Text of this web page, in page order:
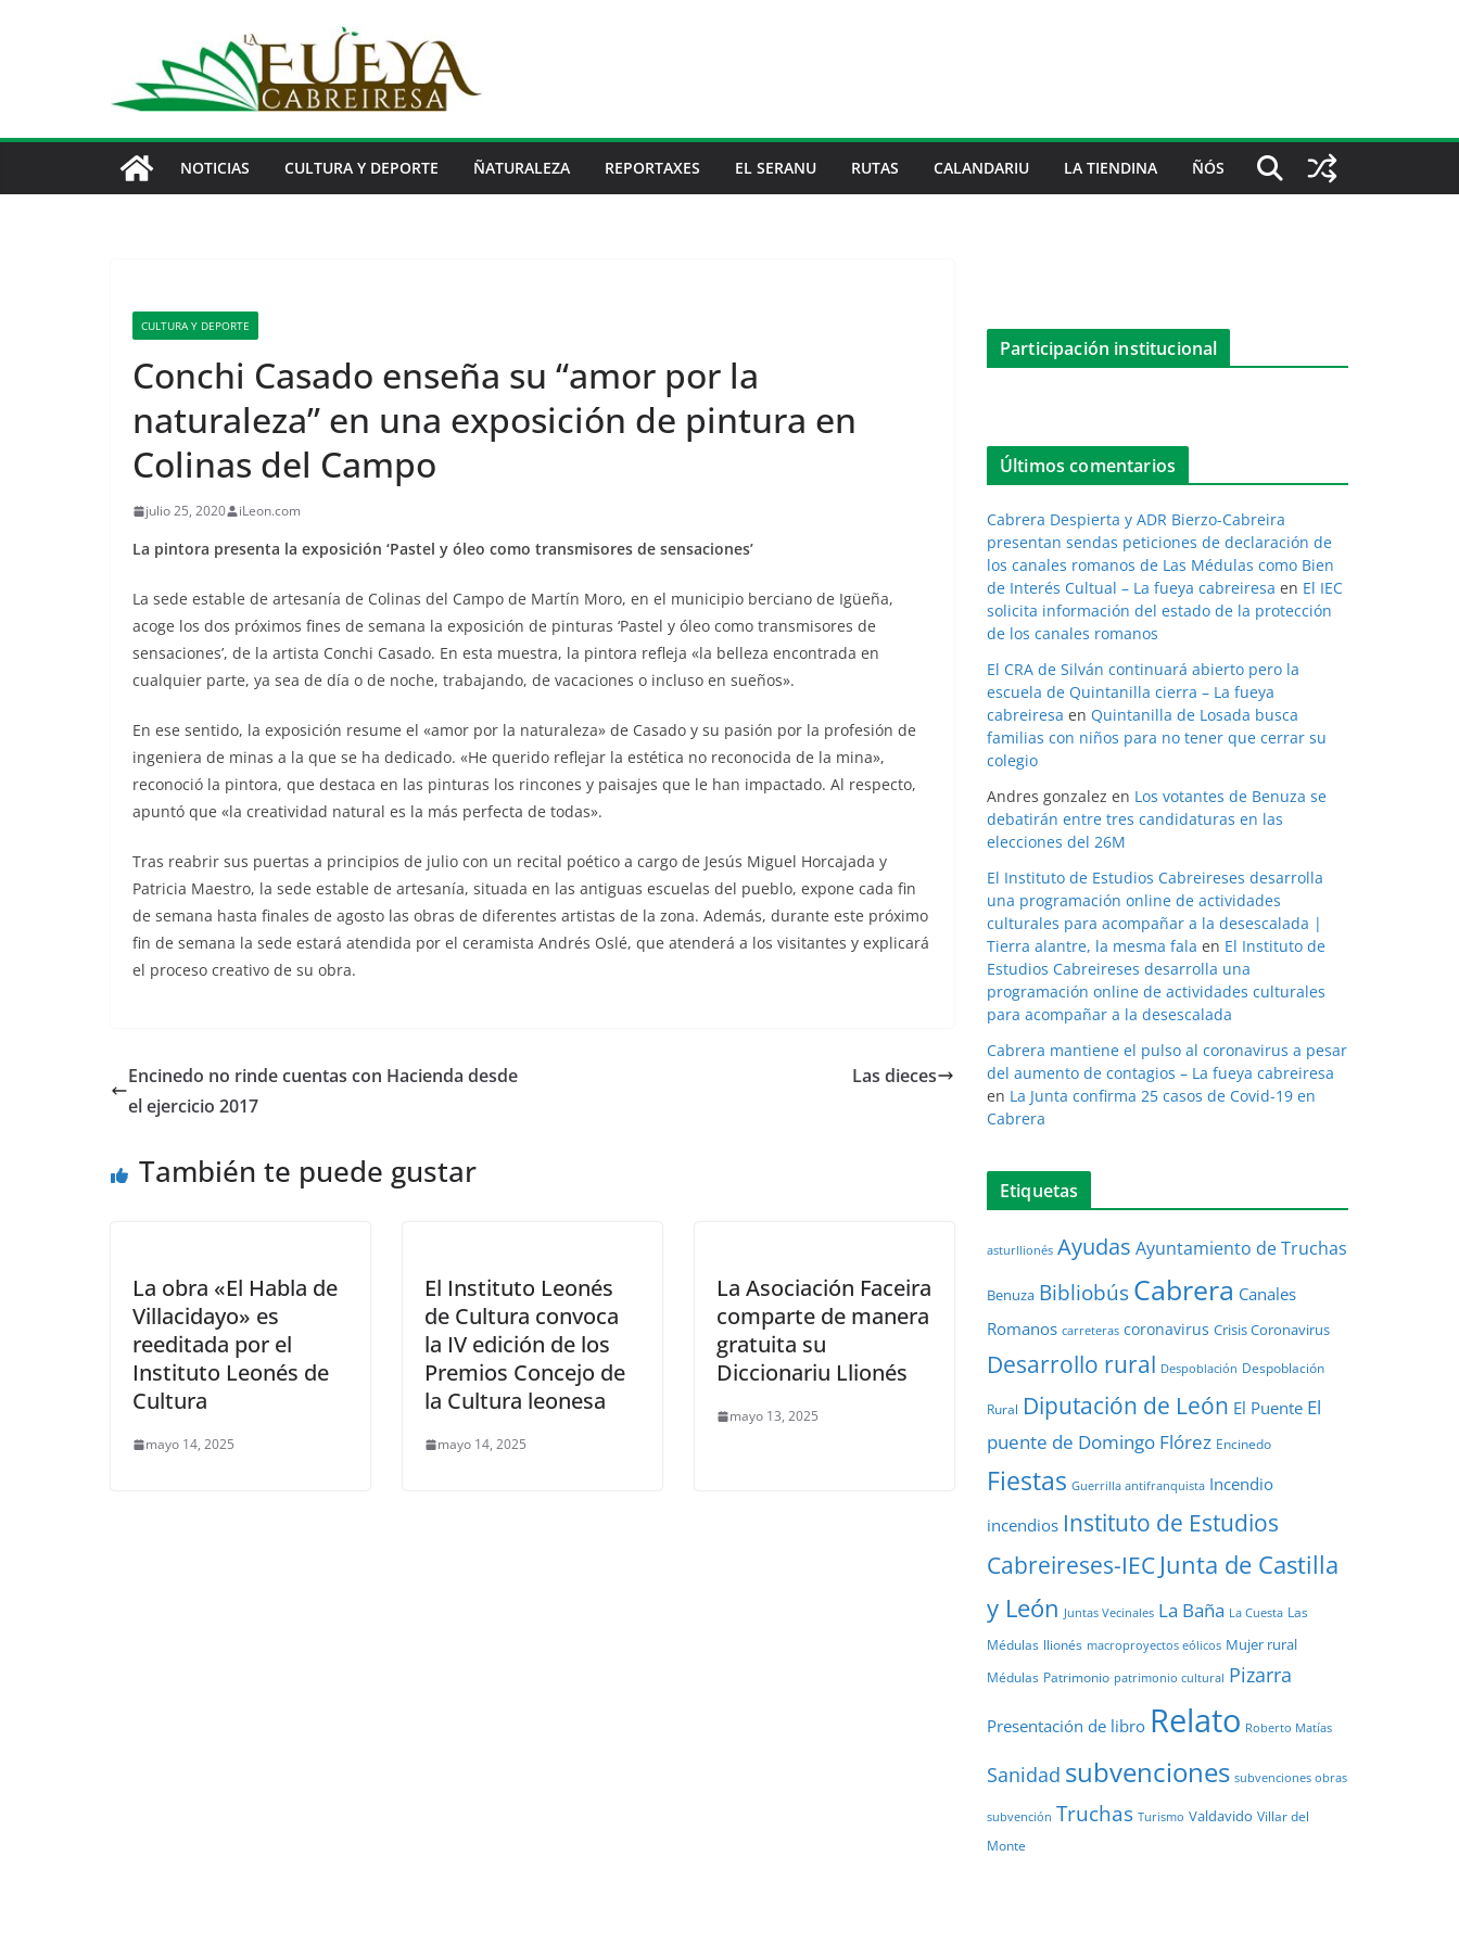
NOTICIAS CULTURA Y DEPORTE ÑATURALEZA REPORTAXES EL SERANU RUTAS CALANDARIU LA TIENDINA ÑÓS
CULTURA Y DEPORTE
Conchi Casado enseña su “amor por la
naturaleza” en una exposición de pintura en
Colinas del Campo
julio 25, 2020 iLeon.com
La pintora presenta la exposición ‘Pastel y óleo como transmisores de sensaciones’
La sede estable de artesanía de Colinas del Campo de Martín Moro, en el municipio berciano de Igüeña,
acoge los dos próximos fines de semana la exposición de pinturas ‘Pastel y óleo como transmisores de
sensaciones’, de la artista Conchi Casado. En esta muestra, la pintora refleja «la belleza encontrada en
cualquier parte, ya sea de día o de noche, trabajando, de vacaciones o incluso en sueños».
En ese sentido, la exposición resume el «amor por la naturaleza» de Casado y su pasión por la profesión de
ingeniera de minas a la que se ha dedicado. «He querido reflejar la estética no reconocida de la mina»,
reconoció la pintora, que destaca en las pinturas los rincones y paisajes que le han impactado. Al respecto,
apuntó que «la creatividad natural es la más perfecta de todas».
Tras reabrir sus puertas a principios de julio con un recital poético a cargo de Jesús Miguel Horcajada y
Patricia Maestro, la sede estable de artesanía, situada en las antiguas escuelas del pueblo, expone cada fin
de semana hasta finales de agosto las obras de diferentes artistas de la zona. Además, durante este próximo
fin de semana la sede estará atendida por el ceramista Andrés Oslé, que atenderá a los visitantes y explicará
el proceso creativo de su obra.
Encinedo no rinde cuentas con Hacienda desde
el ejercicio 2017
Las dieces
También te puede gustar
La obra «El Habla de
Villacidayo» es
reeditada por el
Instituto Leonés de
Cultura
mayo 14, 2025
El Instituto Leonés
de Cultura convoca
la IV edición de los
Premios Concejo de
la Cultura leonesa
mayo 14, 2025
La Asociación Faceira
comparte de manera
gratuita su
Diccionariu Llionés
mayo 13, 2025
Participación institucional
Últimos comentarios
Cabrera Despierta y ADR Bierzo-Cabreira
presentan sendas peticiones de declaración de
los canales romanos de Las Médulas como Bien
de Interés Cultual – La fueya cabreiresa en El IEC
solicita información del estado de la protección
de los canales romanos
El CRA de Silván continuará abierto pero la
escuela de Quintanilla cierra – La fueya
cabreiresa en Quintanilla de Losada busca
familias con niños para no tener que cerrar su
colegio
Andres gonzalez en Los votantes de Benuza se
debatirán entre tres candidaturas en las
elecciones del 26M
El Instituto de Estudios Cabreireses desarrolla
una programación online de actividades
culturales para acompañar a la desescalada |
Tierra alantre, la mesma fala en El Instituto de
Estudios Cabreireses desarrolla una
programación online de actividades culturales
para acompañar a la desescalada
Cabrera mantiene el pulso al coronavirus a pesar
del aumento de contagios – La fueya cabreiresa
en La Junta confirma 25 casos de Covid-19 en
Cabrera
Etiquetas
asturllionés Ayudas Ayuntamiento de Truchas
Benuza BibliobúsCabrera Canales
Romanos carreteras coronavirus Crisis Coronavirus
Desarrollo rural Despoblación Despoblación
Rural Diputación de León El Puente El
puente de Domingo Flórez Encinedo
Fiestas Guerrilla antifranquista Incendio
incendios Instituto de Estudios
Cabreireses-IEC Junta de Castilla
y León Juntas Vecinales La Baña La Cuesta Las
Médulas llionés macroproyectos eólicos Mujer rural
Médulas Patrimonio patrimonio cultural Pizarra
Presentación de libro Relato Roberto Matías
Sanidad subvenciones subvenciones obras
subvención Truchas Turismo Valdavido Villar del
Monte